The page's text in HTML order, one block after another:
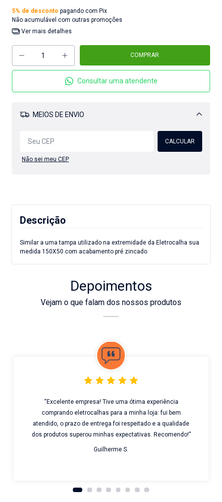
5% de desconto pagando com Pix
Não acumulável com outras promoções
Ver mais detalhes
Consultar uma atendente
MEIOS DE ENVIO
Alterar CEP
CALCULAR
Não sei meu CEP
Descrição
Similar a uma tampa utilizado na extremidade da Eletrocalha sua
medida 150X50 com acabamento pré zincado
Depoimentos
Vejam o que falam dos nossos produtos
“Excelente empresa! Tive uma ótima experiência
comprando eletrocalhas para a minha loja: fui bem
atendido, o prazo de entrega foi respeitado e a qualidade
dos produtos superou minhas expectativas. Recomendo!”
Guilherme S.